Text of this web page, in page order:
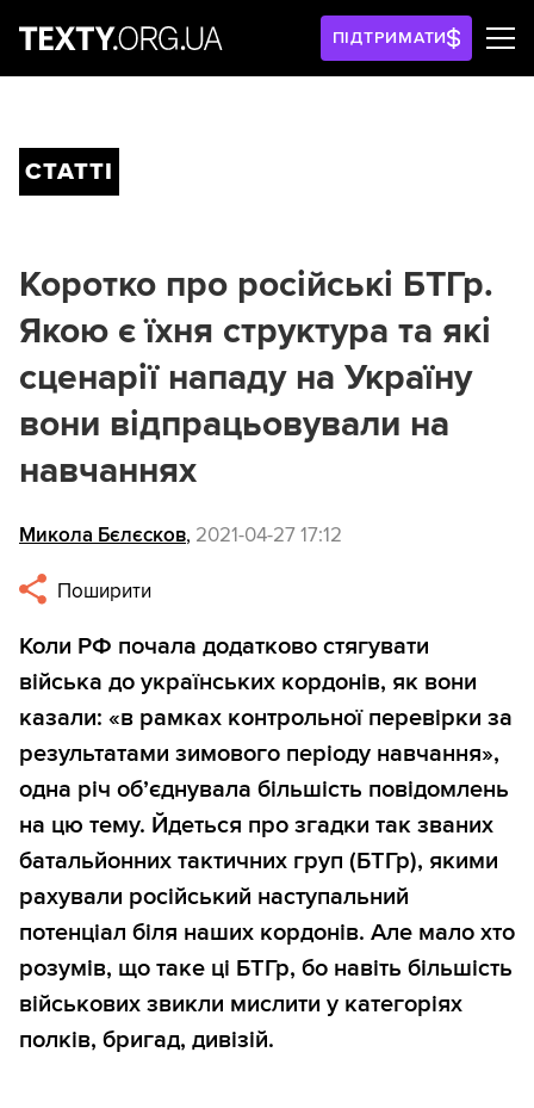
ПІДТРИМАТИ
СТАТТІ
Коротко про російські БТГр.
Якою є їхня структура та які
сценарії нападу на Україну
вони відпрацьовували на
навчаннях
Микола Бєлєсков, 2021-04-27 17:12
Поширити
Коли РФ почала додатково стягувати
війська до українських кордонів, як вони
казали: «в рамках контрольної перевірки за
результатами зимового періоду навчання»,
одна річ об’єднувала більшість повідомлень
на цю тему. Йдеться про згадки так званих
батальйонних тактичних груп (БТГр), якими
рахували російський наступальний
потенціал біля наших кордонів. Але мало хто
розумів, що таке ці БТГр, бо навіть більшість
військових звикли мислити у категоріях
полків, бригад, дивізій.